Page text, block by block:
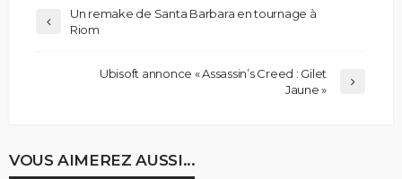
Un remake de Santa Barbara en tournage à
Riom
Ubisoft annonce « Assassin’s Creed : Gilet
Jaune »
VOUS AIMEREZ AUSSI...